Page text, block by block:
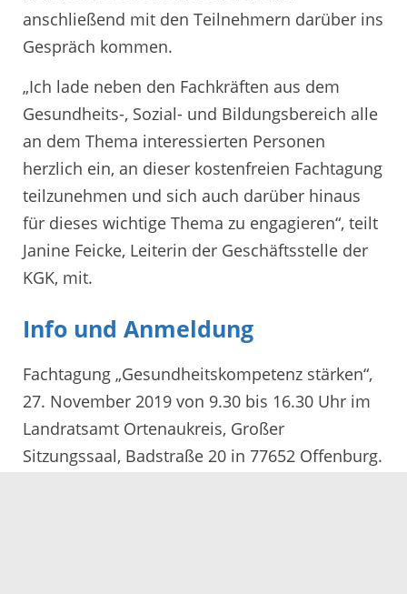
anschließend mit den Teilnehmern darüber ins
Gespräch kommen.
„Ich lade neben den Fachkräften aus dem
Gesundheits-, Sozial- und Bildungsbereich alle
an dem Thema interessierten Personen
herzlich ein, an dieser kostenfreien Fachtagung
teilzunehmen und sich auch darüber hinaus
für dieses wichtige Thema zu engagieren“, teilt
Janine Feicke, Leiterin der Geschäftsstelle der
KGK, mit.
Info und Anmeldung
Fachtagung „Gesundheitskompetenz stärken“,
27. November 2019 von 9.30 bis 16.30 Uhr im
Landratsamt Ortenaukreis, Großer
Sitzungssaal, Badstraße 20 in 77652 Offenburg.